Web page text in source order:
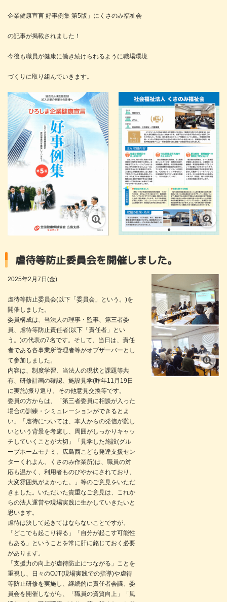
企業健康宣言 好事例集 第5版」にくさのみ福祉会
の記事が掲載されました！
今後も職員が健康に働き続けられるように職場環境
づくりに取り組んでいきます。
虐待等防止委員会を開催しました。
2025年2月7日(金)
虐待等防止委員会(以下「委員会」という。)を
開催しました。
委員構成は、当法人の理事・監事、第三者委
員、虐待等防止責任者(以下「責任者」とい
う。)の代表の7名です。そして、当日は、責任
者である各事業所管理者等がオブザーバーとし
て参加しました。
内容は、制度学習、当法人の現状と課題等共
有、研修計画の確認、施設見学(昨年11月19日
に実施)振り返り、その他意見交換等です。
委員の方からは、「第三者委員に相談が入った
場合の訓練・シミュレーションができるとよ
い」「虐待については、本人からの発信が難し
いという背景を考慮し、周囲がしっかりキャッ
チしていくことが大切」「見学した施設(グル
ープホームモナミ、広島西こども発達支援セン
ターくれよん、くさのみ作業所)は、職員の対
応も温かく、利用者ものびやかにされており、
大変雰囲気がよかった。」等のご意見をいただ
きました。いただいた貴重なご意見は、これか
らの法人運営や現場実践に生かしていきたいと
思います。
虐待は決して起きてはならないことですが、
「どこでも起こり得る」「自分が起こす可能性
もある」ということを常に肝に銘じておく必要
があります。
「支援力の向上が虐待防止につながる」ことを
重視し、日々のOJT(現場実践での指導)や虐待
等防止研修を実施し、継続的に責任者会議、委
員会を開催しながら、「職員の資質向上」「風